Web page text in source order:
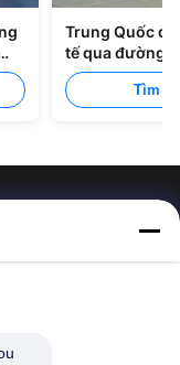
Trung Quốc
tế qua đường
Tìm
bao giờ quên